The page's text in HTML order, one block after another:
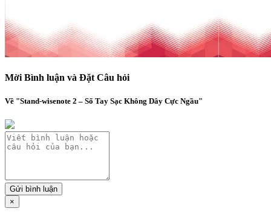
Mời Bình luận và Đặt Câu hỏi
Về "Stand-wisenote 2 – Sổ Tay Sạc Không Dây Cực Ngầu"
Gửi bình luận
×